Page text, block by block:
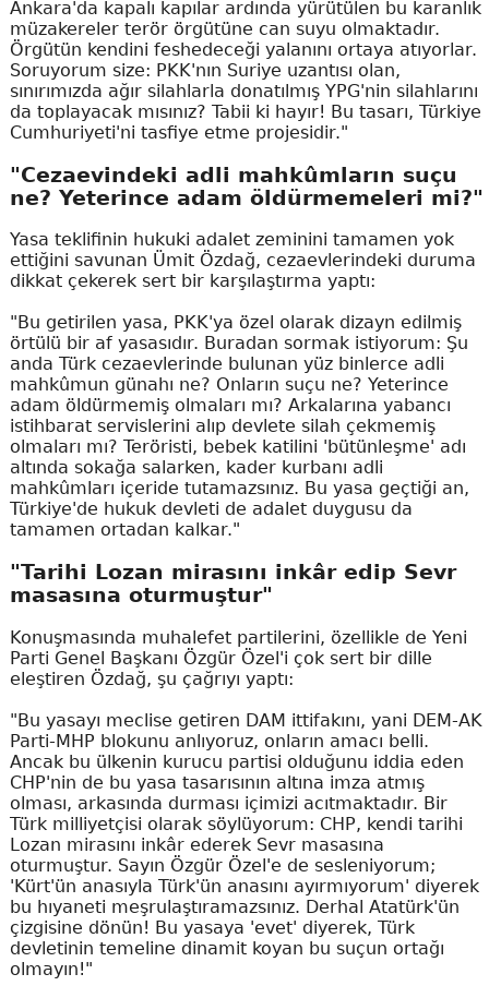
Ankara'da kapalı kapılar ardında yürütülen bu karanlık
müzakereler terör örgütüne can suyu olmaktadır.
Örgütün kendini feshedeceği yalanını ortaya atıyorlar.
Soruyorum size: PKK'nın Suriye uzantısı olan,
sınırımızda ağır silahlarla donatılmış YPG'nin silahlarını
da toplayacak mısınız? Tabii ki hayır! Bu tasarı, Türkiye
Cumhuriyeti'ni tasfiye etme projesidir."
"Cezaevindeki adli mahkûmların suçu
ne? Yeterince adam öldürmemeleri mi?"
Yasa teklifinin hukuki adalet zeminini tamamen yok
ettiğini savunan Ümit Özdağ, cezaevlerindeki duruma
dikkat çekerek sert bir karşılaştırma yaptı:
"Bu getirilen yasa, PKK'ya özel olarak dizayn edilmiş
örtülü bir af yasasıdır. Buradan sormak istiyorum: Şu
anda Türk cezaevlerinde bulunan yüz binlerce adli
mahkûmun günahı ne? Onların suçu ne? Yeterince
adam öldürmemiş olmaları mı? Arkalarına yabancı
istihbarat servislerini alıp devlete silah çekmemiş
olmaları mı? Teröristi, bebek katilini 'bütünleşme' adı
altında sokağa salarken, kader kurbanı adli
mahkûmları içeride tutamazsınız. Bu yasa geçtiği an,
Türkiye'de hukuk devleti de adalet duygusu da
tamamen ortadan kalkar."
"Tarihi Lozan mirasını inkâr edip Sevr
masasına oturmuştur"
Konuşmasında muhalefet partilerini, özellikle de Yeni
Parti Genel Başkanı Özgür Özel'i çok sert bir dille
eleştiren Özdağ, şu çağrıyı yaptı:
"Bu yasayı meclise getiren DAM ittifakını, yani DEM-AK
Parti-MHP blokunu anlıyoruz, onların amacı belli.
Ancak bu ülkenin kurucu partisi olduğunu iddia eden
CHP'nin de bu yasa tasarısının altına imza atmış
olması, arkasında durması içimizi acıtmaktadır. Bir
Türk milliyetçisi olarak söylüyorum: CHP, kendi tarihi
Lozan mirasını inkâr ederek Sevr masasına
oturmuştur. Sayın Özgür Özel'e de sesleniyorum;
'Kürt'ün anasıyla Türk'ün anasını ayırmıyorum' diyerek
bu hıyaneti meşrulaştıramazsınız. Derhal Atatürk'ün
çizgisine dönün! Bu yasaya 'evet' diyerek, Türk
devletinin temeline dinamit koyan bu suçun ortağı
olmayın!"